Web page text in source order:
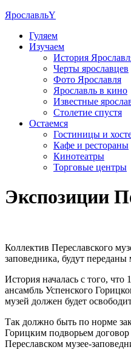
ЯрославльY
Гуляем
Изучаем
История
Черты ярославцев
Фото Ярославля
Ярославль в кино
Известные
Столетие спустя
Остаемся
Гостиницы и
Кафе и рестораны
Кинотеатры
Торговые центры
Экспозиции
Коллектив Переславского
заповедника, будут
История началась с того,
ансамбль Успенского
музей должен будет
Так должно быть по норме
Горицким подворьем договор
Переславском музее-